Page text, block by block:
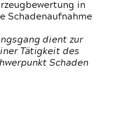
in
Schadenaufnahme
dient zur
Tätigkeit des
Schaden